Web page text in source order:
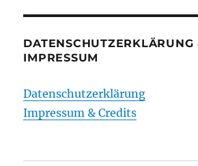
DATENSCHUTZERKLÄRUNG
IMPRESSUM
Datenschutzerklärung
Impressum & Credits